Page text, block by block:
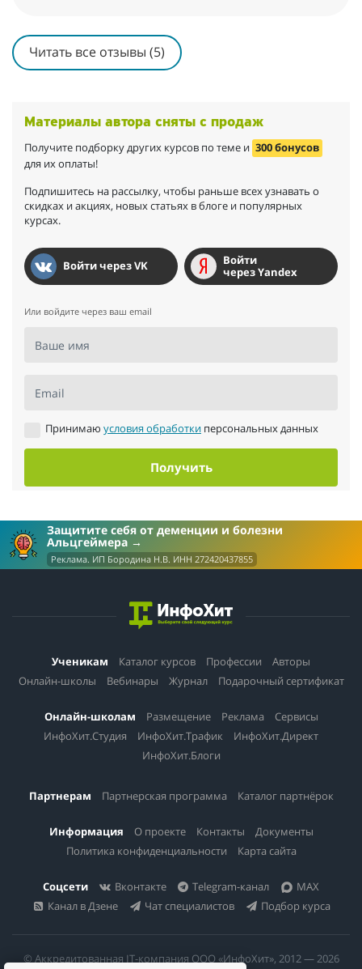
Читать все отзывы (5)
Материалы автора сняты с продаж
Получите подборку других курсов по теме и 300 бонусов
для их оплаты!
Подпишитесь на рассылку, чтобы раньше всех узнавать о
скидках и акциях, новых статьях в блоге и популярных
курсах.
Войти через VK
Войти
через Yandex
Или войдите через ваш email
Ваше имя
Email
Принимаю условия обработки персональных данных
Получить
Защитите себя от деменции и болезни
Альцгеймера
Реклама. ИП Бородина Н.В. ИНН 272420437855
Ученикам Каталог курсов Профессии
Авторы
Онлайн-школы
Вебинары Журнал Подарочный сертификат
Онлайн-школам Размещение Реклама
Сервисы
ИнфоХит.Студия
ИнфоХит.Трафик
ИнфоХит.Директ
ИнфоХит.Блоги
Партнерам Партнерская программа Каталог партнёрок
Информация О проекте Контакты
Документы
Политика конфиденциальности
Карта сайта
Соцсети Вконтакте Telegram-канал
MAX
Канал в Дзене
Чат специалистов Подбор курса
© Аккредитованная IT-компания ООО «ИнфоХит», 2012 — 2026